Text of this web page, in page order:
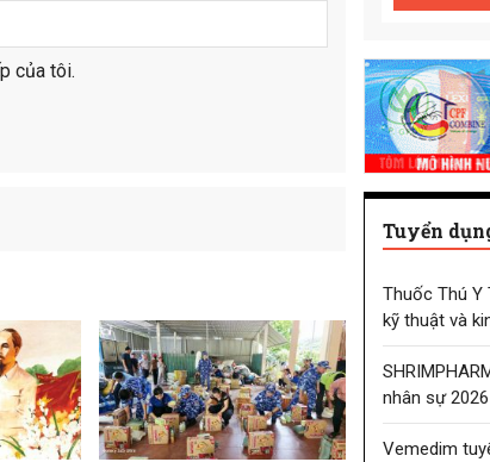
của tôi.
Tuyển
Thuốc Thú Y
kỹ thuật và
nhân sự 2026
Vemedim